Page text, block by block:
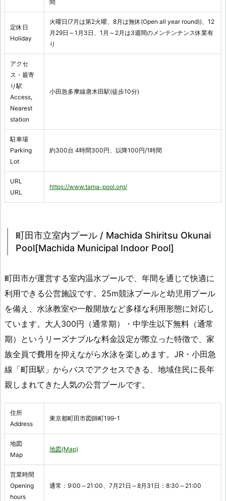
間
定休日
Holiday
火曜日(7月は第2火曜、8月は無休(Open all year round))、12
月29日～1月3日、1月～2月は3週間のメンテンナンス休業有
り
アクセ
ス・最寄
り駅
Access,
Nearest
station
小田急多摩線唐木田駅(徒歩10分)
駐車場
Parking
Lot
約300台 4時間300円、以降100円/1時間
URL
URL
https://www.tama-pool.org/
町田市立室内プール / Machida Shiritsu Okunai
Pool[Machida Municipal Indoor Pool]
町田市が運営する室内温水プールで、年間を通じて快適に
利用できる公営施設です。25m競泳プールと幼児用プール
を備え、水泳教室や一般開放など多様な利用形態に対応し
ています。大人300円（通常期）・中学生以下無料（通常
期）というリーズナブルな料金設定が際立った特徴で、家
族全員で費用を抑えながら水泳を楽しめます。JR・小田急
線「町田駅」からバスでアクセスできる、地域住民に長年
親しまれてきた人気の公営プールです。
住所
Address
東京都町田市図師町199-1
地図
Map
地図(Map)
営業時間
Opening
hours
通常：9:00～21:00、7月21日～8月31日：8:30～21:00